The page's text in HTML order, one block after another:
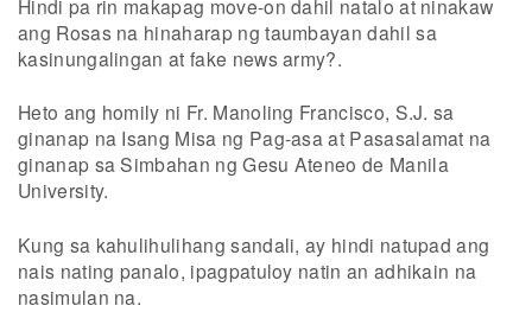
Hindi pa rin makapag move-on dahil natalo at ninakaw
ang Rosas na hinaharap ng taumbayan dahil sa
kasinungalingan at fake news army?.
Heto ang homily ni Fr. Manoling Francisco, S.J. sa
ginanap na Isang Misa ng Pag-asa at Pasasalamat na
ginanap sa Simbahan ng Gesu Ateneo de Manila
University.
Kung sa kahulihulihang sandali, ay hindi natupad ang
nais nating panalo, ipagpatuloy natin an adhikain na
nasimulan na.